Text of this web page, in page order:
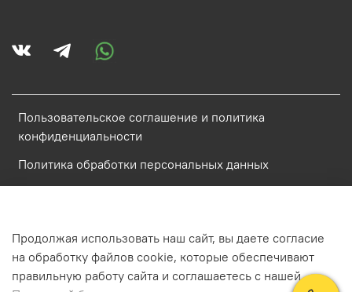
Пользовательское соглашение и политика
конфиденциальности
Политика обработки персональных данных
ИП Аистова Катарина Антоновна ИНН 784800848968
Продолжая использовать наш сайт, вы даете согласие
на обработку файлов cookie, которые обеспечивают
правильную работу сайта и соглашаетесь с нашей